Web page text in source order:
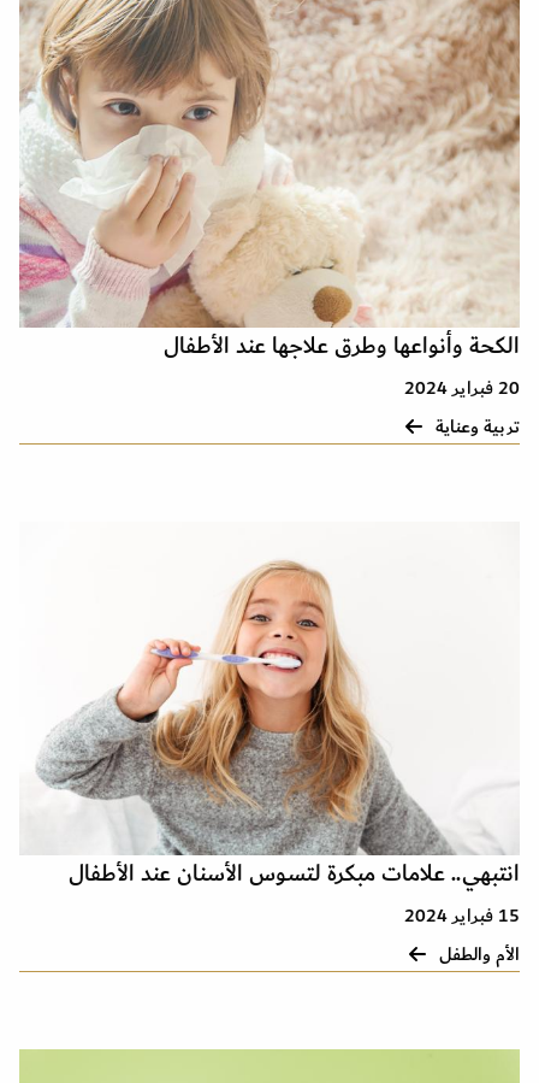
الكحة وأنواعها وطرق علاجها عند الأطفال
20 فبراير 2024
تربية وعناية
انتبهي.. علامات مبكرة لتسوس الأسنان عند الأطفال
15 فبراير 2024
الأم والطفل